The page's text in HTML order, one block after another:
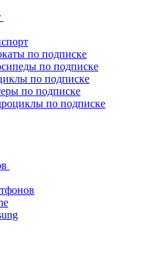
по подписке
по подписке
по подписке
по подписке
по подписке